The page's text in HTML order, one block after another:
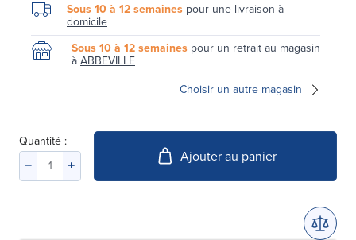
Sous 10 à 12 semaines pour une livraison à
domicile
Sous 10 à 12 semaines pour un retrait au magasin
àABBEVILLE
Choisir un autre magasin
Quantité :
Ajouter au panier